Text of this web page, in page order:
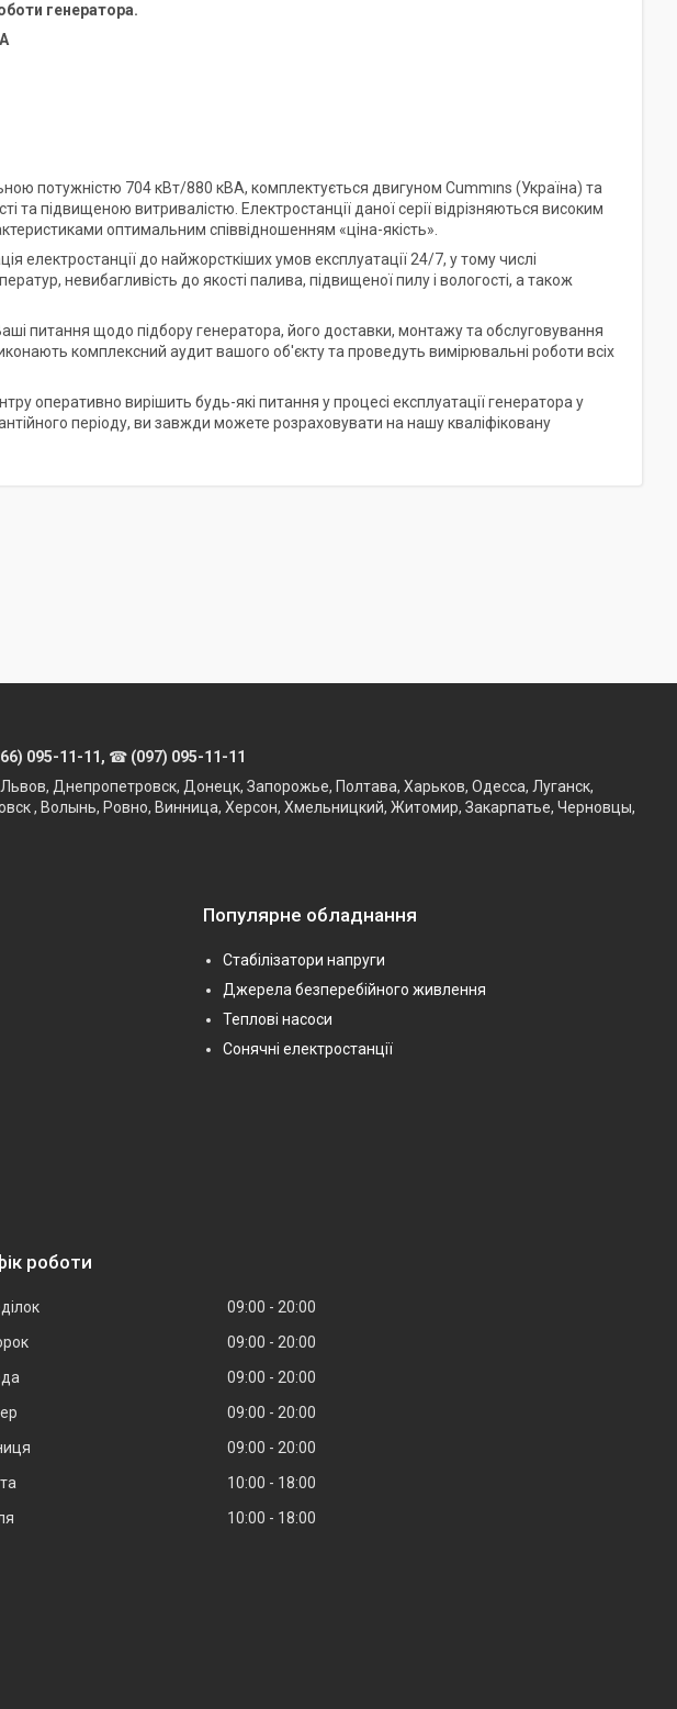
генератора.
потужністю 704 кВт/880 кВА, комплектується двигуном Cummıns (Україна) та
та підвищеною витривалістю. Електростанції даної серії відрізняються високим
оптимальним співвідношенням «ціна-якість».
електростанції до найжорсткіших умов експлуатації 24/7, у тому числі
невибагливість до якості палива, підвищеної пилу і вологості, а також
питання щодо підбору генератора, його доставки, монтажу та обслуговування
комплексний аудит вашого об'єкту та проведуть вимірювальні роботи всіх
оперативно вирішить будь-які питання у процесі експлуатації генератора у
періоду, ви завжди можете розраховувати на нашу кваліфіковану
095-11-11, ☎ (097) 095-11-11
Днепропетровск, Донецк, Запорожье, Полтава, Харьков, Одесса, Луганск,
, Волынь, Ровно, Винница, Херсон, Хмельницкий, Житомир, Закарпатье, Черновцы,
Популярне обладнання
Стабілізатори напруги
Джерела безперебійного живлення
Теплові насоси
Сонячні електростанції
роботи
09:00
20:00
09:00
20:00
09:00
20:00
09:00
20:00
09:00
20:00
10:00
18:00
10:00 18:00